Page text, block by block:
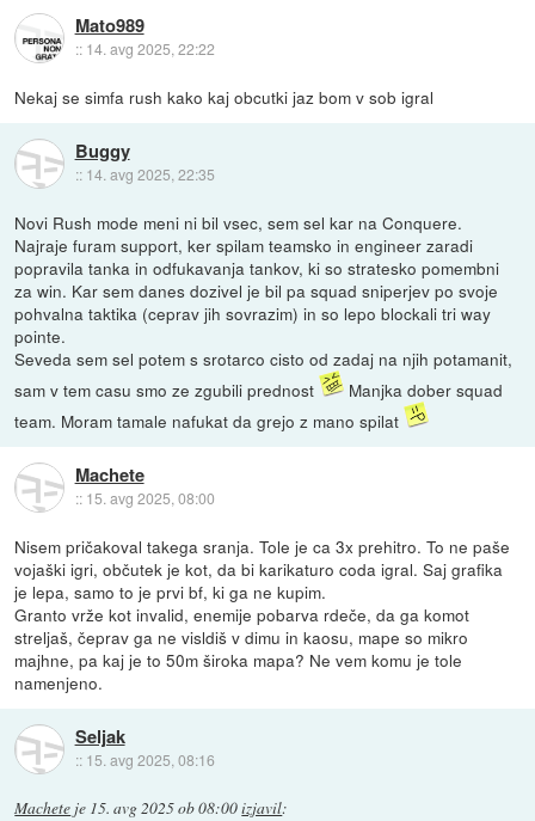
Mato989
:: 14. avg 2025, 22:22
Nekaj se simfa rush kako kaj obcutki jaz bom v sob igral
Buggy
:: 14. avg 2025, 22:35
Novi Rush mode meni ni bil vsec, sem sel kar na Conquere.
Najraje furam support, ker spilam teamsko in engineer zaradi
popravila tanka in odfukavanja tankov, ki so stratesko pomembni
za win. Kar sem danes dozivel je bil pa squad sniperjev po svoje
pohvalna taktika (ceprav jih sovrazim) in so lepo blockali tri way
pointe.
Seveda sem sel potem s srotarco cisto od zadaj na njih potamanit,
sam v tem casu smo ze zgubili prednost
Manjka dober squad
team. Moram tamale nafukat da grejo z mano spilat
Machete
:: 15. avg 2025, 08:00
Nisem pričakoval takega sranja. Tole je ca 3x prehitro. To ne paše
vojaški igri, občutek je kot, da bi karikaturo coda igral. Saj grafika
je lepa, samo to je prvi bf, ki ga ne kupim.
Granto vrže kot invalid, enemije pobarva rdeče, da ga komot
streljaš, čeprav ga ne visldiš v dimu in kaosu, mape so mikro
majhne, pa kaj je to 50m široka mapa? Ne vem komu je tole
namenjeno.
Seljak
:: 15. avg 2025, 08:16
Machete je 15. avg 2025 ob 08:00izjavil: